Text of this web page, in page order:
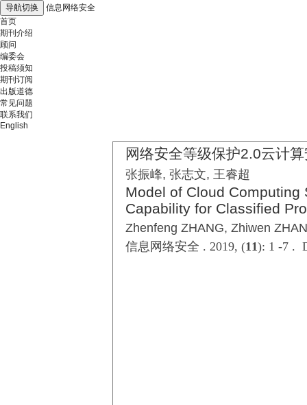
导航切换
信息网络安全
首页
期刊介绍
顾问
编委会
投稿须知
期刊订阅
出版道德
常见问题
联系我们
English
网络安全等级保护2.0云计
张振峰, 张志文, 王睿超
Model of Cloud
Capability for Classified
Zhenfeng ZHANG, Zhiwen
信息网络安全 . 2019, (11): 1 -7 .